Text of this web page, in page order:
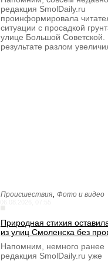
редакция SmolDaily.ru
проинформировала
ситуации с просадкой
улице Большой Советской.
результате разлом
Происшествия Фото и видео
Природная стихия
из улиц Смоленска без
Напомним, немного ранее
редакция SmolDaily.ru уже